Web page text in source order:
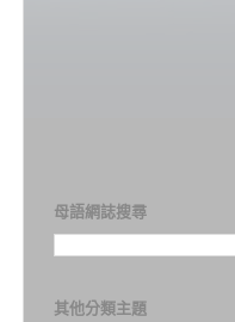
母語網誌搜尋
其他分類主題